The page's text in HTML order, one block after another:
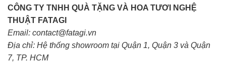
CÔNG TY TNHH QUÀ TẶNG VÀ HOA TƯƠI NGHỆ
THUẬT FATAGI
Email: contact@fatagi.vn
Địa chỉ: Hệ thống showroom tại Quận 1, Quận 3 và Quận
7, TP. HCM